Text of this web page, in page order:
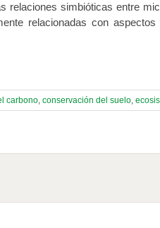
relaciones simbióticas entre
relacionadas con
carbono, conservación del suelo,